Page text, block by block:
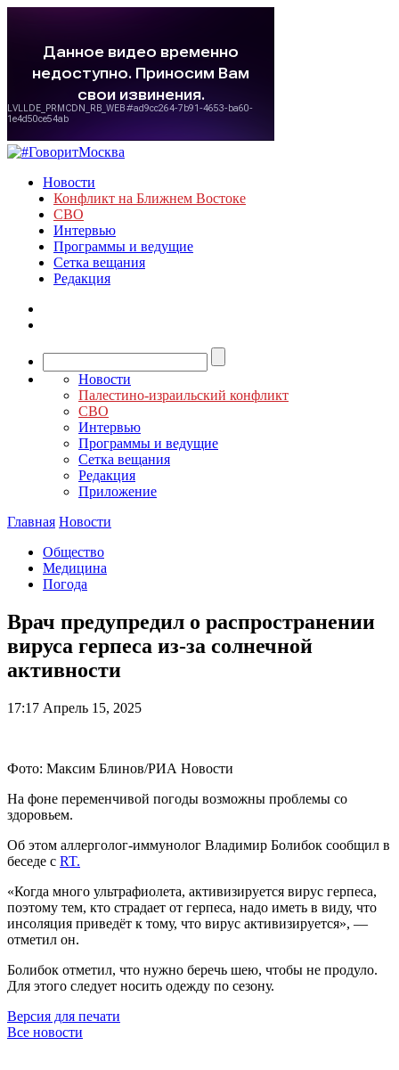
Новости
Конфликт на Ближнем Востоке
СВО
Интервью
Программы и ведущие
Сетка вещания
Редакция
Новости
Палестино-израильский конфликт
СВО
Интервью
Программы и ведущие
Сетка вещания
Редакция
Приложение
Главная Новости
Общество
Медицина
Погода
Врач предупредил о распространении
вируса герпеса из-за солнечной
активности
17:17 Апрель 15, 2025
Фото: Максим Блинов/РИА Новости
На фоне переменчивой погоды возможны проблемы со
здоровьем.
Об этом аллерголог-иммунолог Владимир Болибок сообщил в
беседе с RT.
«Когда много ультрафиолета, активизируется вирус герпеса,
поэтому тем, кто страдает от герпеса, надо иметь в виду, что
инсоляция приведёт к тому, что вирус активизируется», —
отметил он.
Болибок отметил, что нужно беречь шею, чтобы не продуло.
Для этого следует носить одежду по сезону.
Версия для печати
Все новости